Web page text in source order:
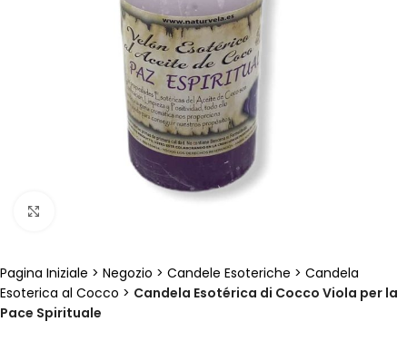
Pagina Iniziale > Negozio > Candele Esoteriche > Candela
Esoterica al Cocco > Candela Esotérica di Cocco Viola per la
Pace Spirituale